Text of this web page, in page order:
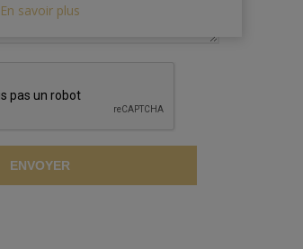
ENVOYER
En savoir plus